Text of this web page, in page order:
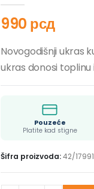
990 рсд
Novogodišnji ukras
ukras donosi toplinu
Pouzeće
Platite kad stigne
Šifra proizvoda:42/